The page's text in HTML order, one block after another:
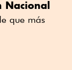
Nacional
que más